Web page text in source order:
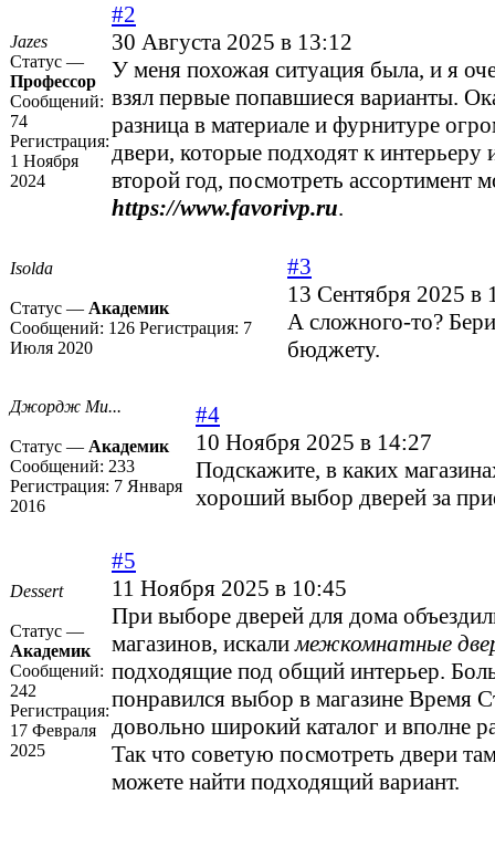
Jazes
Статус —
Профессор
Сообщений:
74
Регистрация:
1 Ноября
2024
#2
30 Августа 2025 в 13:12
У меня похожая ситуация была, и я
взял первые попавшиеся варианты.
разница в материале и фурнитуре
двери, которые подходят к интерьеру
второй год, посмотреть ассортимент
https://www.favorivp.ru.
Isolda
Статус — Академик
Сообщений: 126 Регистрация: 7
Июля 2020
#3
13 Сентября 2025 в
А сложного-то?
бюджету.
Джордж Ми...
Статус — Академик
Сообщений: 233
Регистрация: 7 Января
2016
#4
10 Ноября 2025 в 14:27
Подскажите, в каких
хороший выбор дверей за
Dessert
Статус —
Академик
Сообщений:
242
Регистрация:
17 Февраля
2025
#5
11 Ноября 2025 в 10:45
При выборе дверей для дома
магазинов, искалимежкомнатные
подходящие под общий интерьер.
понравился выбор в магазине Время
довольно широкий каталог и вполне
Так что советую посмотреть двери
можете найти подходящий вариант.